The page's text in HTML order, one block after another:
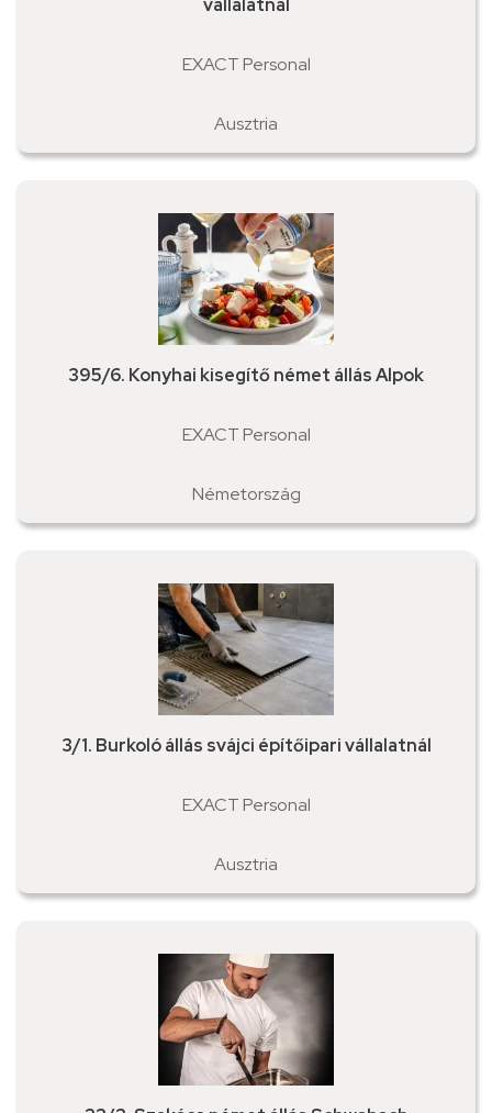
vállalatnál
EXACT Personal
Ausztria
395/6. Konyhai kisegítő német állás Alpok
EXACT Personal
Németország
3/1. Burkoló állás svájci építőipari vállalatnál
EXACT Personal
Ausztria